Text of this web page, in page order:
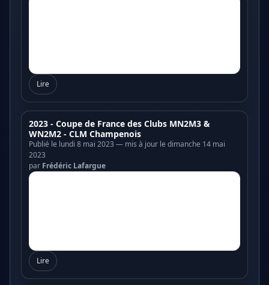
Lire
2023 - Coupe de France des Clubs MN2M3 &
WN2M2 - CLM Champenois
Publié le lundi 8 mai 2023 — mis à jour le dimanche 14 mai
2023
par Frédéric Lafargue
Lire